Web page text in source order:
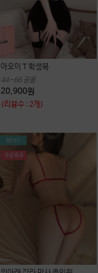
아오이 T 학생복
44~66 공용
20,900원
(리뷰수 : 2개)